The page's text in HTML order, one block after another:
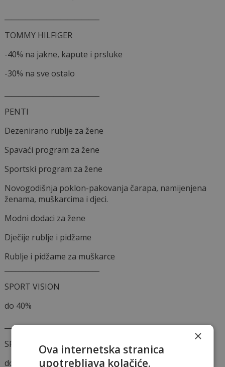
TOMMY HILFIGER
-40% na jakne, kapute i prsluke
-30% na sve ostalo
PENTI
Dezenirano rublje za žene
Spavaći program za žene
Sportski program za žene
Novogodišnja poklon-pakovanja čarapa, namijenjena
ženama, muškarcima i djeci.
Modni dodaci za žene
Dječije rublje i pidžame
Rublje i pidžame za muškarce
SPORT VISION
do 40%
___________________________
SPORT REALITY
do 50%
×
Ova internetska stranica
upotrebljava kolačiće.